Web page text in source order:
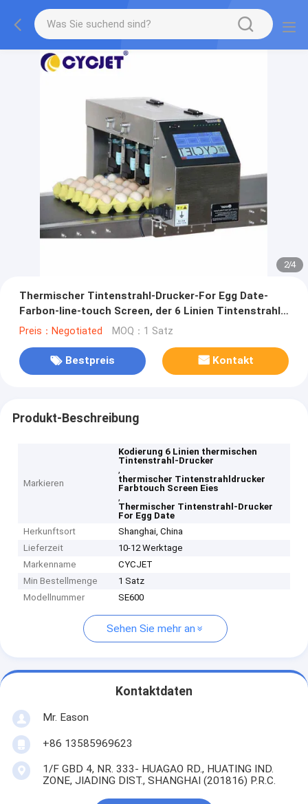
2/4
Thermischer Tintenstrahl-Drucker-For Egg Date-
Farbon-line-touch Screen, der 6 Linien Tintenstrahl-
Drucken kodiert
Preis：Negotiated MOQ：1 Satz
Bestpreis Kontakt
Produkt-Beschreibung
Markieren
Kodierung 6 Linien thermischen
Tintenstrahl-Drucker
,
thermischer Tintenstrahldrucker
Farbtouch Screen Eies
,
Thermischer Tintenstrahl-Drucker
For Egg Date
Herkunftsort
Shanghai, China
Lieferzeit
10-12 Werktage
Markenname
CYCJET
Min Bestellmenge
1 Satz
Modellnummer
SE600
Sehen Sie mehr an
Kontaktdaten
Mr. Eason
+86 13585969623
1/F GBD 4, NR. 333- HUAGAO RD., HUATING IND.
ZONE, JIADING DIST., SHANGHAI (201816) P.R.C.